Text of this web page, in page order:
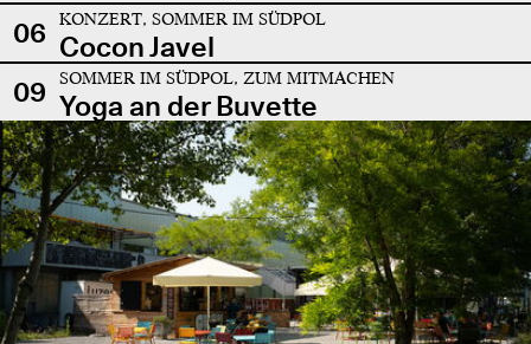
06 KONZERT, SOMMER IM SÜDPOL
Cocon Javel
09
SOMMER IM SÜDPOL, ZUM MITMACHEN
Yoga an der Buvette